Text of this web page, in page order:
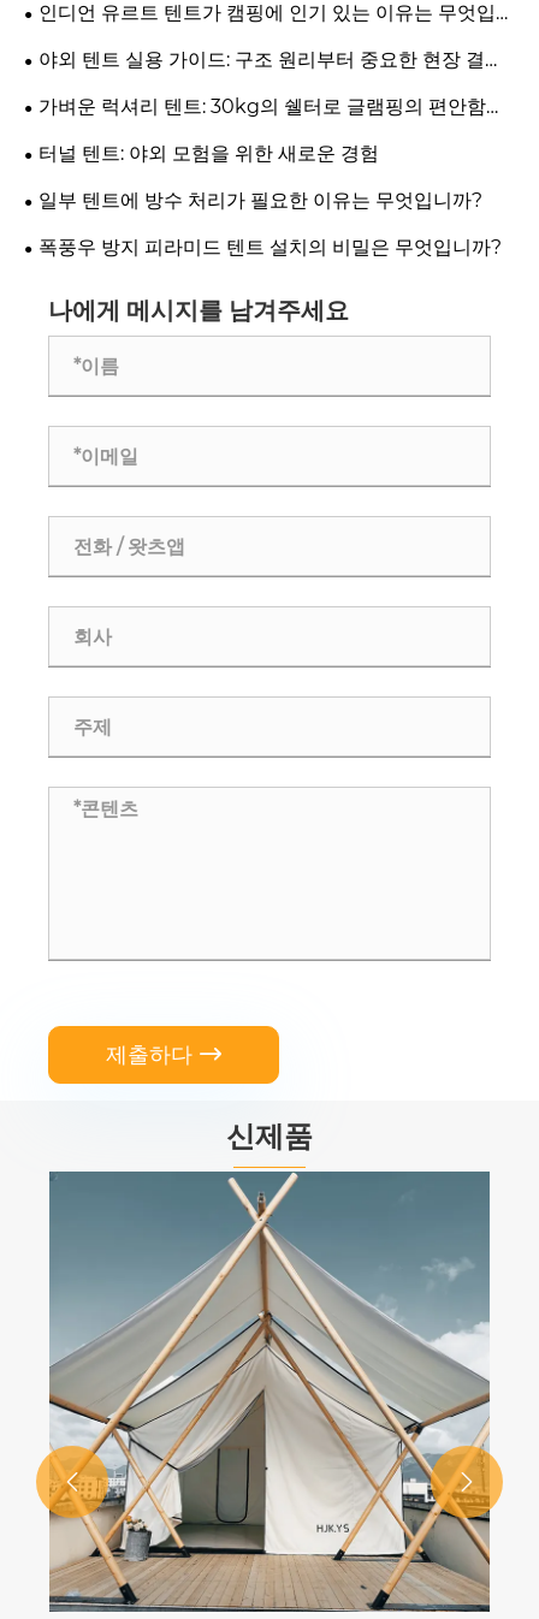
인디언 유르트 텐트가 캠핑에 인기 있는 이유는 무엇입니
까? 라운드 쉘터의 숨겨진 디자인 이점
야외 텐트 실용 가이드: 구조 원리부터 중요한 현장 결정
까지
가벼운 럭셔리 텐트: 30kg의 쉘터로 글램핑의 편안함과
사계절 내구성의 균형을 실제로 맞출 수 있을까요?
터널 텐트: 야외 모험을 위한 새로운 경험
일부 텐트에 방수 처리가 필요한 이유는 무엇입니까?
폭풍우 방지 피라미드 텐트 설치의 비밀은 무엇입니까?
나에게 메시지를 남겨주세요
제출하다 
신제품
 